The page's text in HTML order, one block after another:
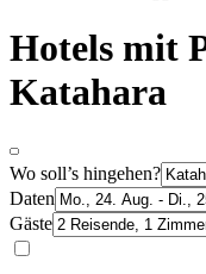
Hotels mit
Katahara
Wo soll’s hingehen?
Daten
Gäste